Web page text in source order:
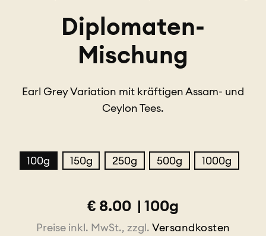
Diplomaten-
Mischung
Earl Grey Variation mit kräftigen Assam- und
Ceylon Tees.
100g 150g 250g 500g 1000g
€ 8.00 | 100g
Preise inkl. MwSt., zzgl. Versandkosten